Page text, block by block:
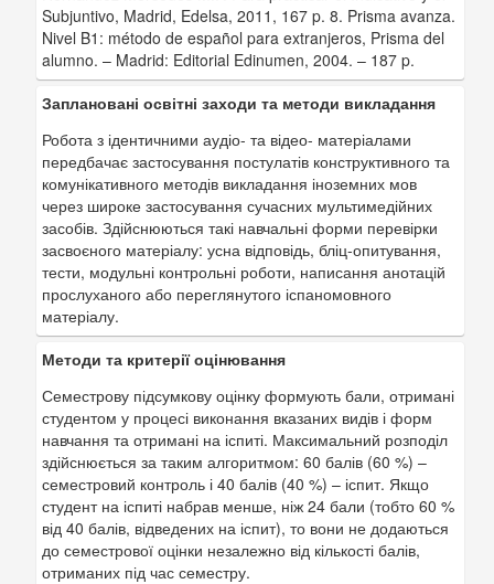
Subjuntivo, Madrid, Edelsa, 2011, 167 p. 8. Prisma avanza.
Nivel B1: método de español para extranjeros, Prisma del
alumno. – Madrid: Editorial Edinumen, 2004. – 187 p.
Заплановані освітні заходи та методи викладання
Робота з ідентичними аудіо- та відео- матеріалами
передбачає застосування постулатів конструктивного та
комунікативного методів викладання іноземних мов
через широке застосування сучасних мультимедійних
засобів. Здійснюються такі навчальні форми перевірки
засвоєного матеріалу: усна відповідь, бліц-опитування,
тести, модульні контрольні роботи, написання анотацій
прослуханого або переглянутого іспаномовного
матеріалу.
Методи та критерії оцінювання
Семестрову підсумкову оцінку формують бали, отримані
студентом у процесі виконання вказаних видів і форм
навчання та отримані на іспиті. Максимальний розподіл
здійснюється за таким алгоритмом: 60 балів (60 %) –
семестровий контроль і 40 балів (40 %) – іспит. Якщо
студент на іспиті набрав менше, ніж 24 бали (тобто 60 %
від 40 балів, відведених на іспит), то вони не додаються
до семестрової оцінки незалежно від кількості балів,
отриманих під час семестру.